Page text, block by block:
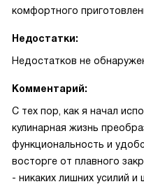
комфортного
Недостатки:
Недостатков не
Комментарий:
С тех пор, как я начал
кулинарная жизнь
функциональность и
восторге от плавного
- никаких лишних усилий